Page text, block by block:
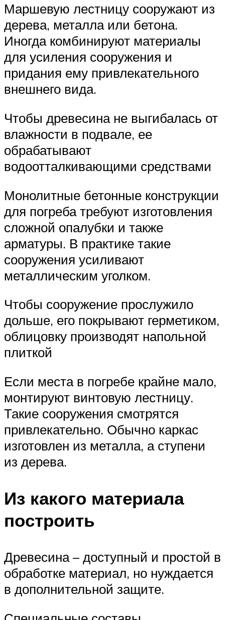
Маршевую лестницу сооружают из
дерева, металла или бетона.
Иногда комбинируют материалы
для усиления сооружения и
придания ему привлекательного
внешнего вида.
Чтобы древесина не выгибалась от
влажности в подвале, ее
обрабатывают
водоотталкивающими средствами
Монолитные бетонные конструкции
для погреба требуют изготовления
сложной опалубки и также
арматуры. В практике такие
сооружения усиливают
металлическим уголком.
Чтобы сооружение прослужило
дольше, его покрывают герметиком,
облицовку производят напольной
плиткой
Если места в погребе крайне мало,
монтируют винтовую лестницу.
Такие сооружения смотрятся
привлекательно. Обычно каркас
изготовлен из металла, а ступени
из дерева.
Из какого материала
построить
Древесина – доступный и простой в
обработке материал, но нуждается
в дополнительной защите.